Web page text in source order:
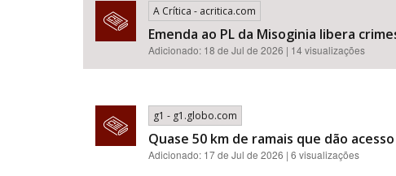
A Crítica - acritica.com
Emenda ao PL da Misoginia libera
Adicionado: 18 de Jul de 2026 | 14 visualizações
g1 - g1.globo.com
Quase 50 km de ramais que dão
Adicionado: 17 de Jul de 2026 | 6 visualizações